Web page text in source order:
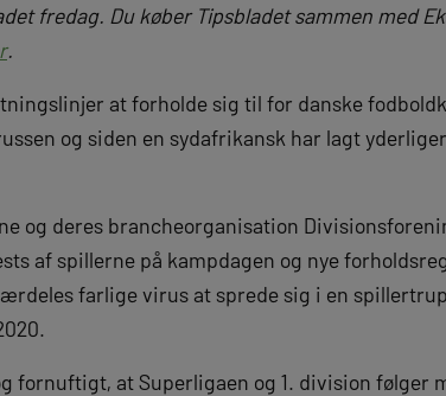
fredag. Du køber Tipsbladet sammen med
.
at forholde sig til for danske
og siden en sydafrikansk har lagt
og deres brancheorganisation
af spillerne på kampdagen og nye
farlige virus at sprede sig i en
fornuftigt, at Superligaen og 1. division følger